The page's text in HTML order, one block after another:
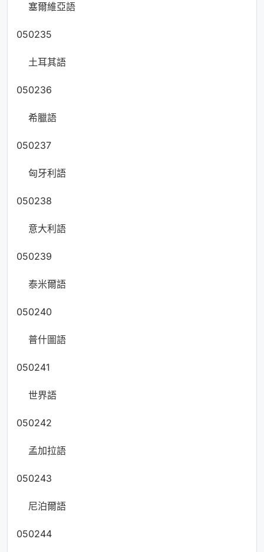
塞爾維亞語
050235
土耳其語
050236
希臘語
050237
匈牙利語
050238
意大利語
050239
泰米爾語
050240
普什圖語
050241
世界語
050242
孟加拉語
050243
尼泊爾語
050244